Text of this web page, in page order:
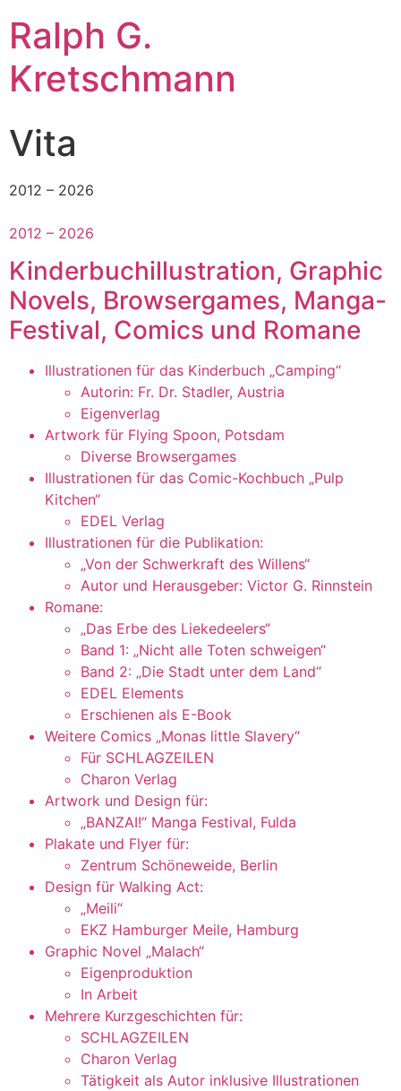
Ralph G.
Kretschmann
Vita
2012 – 2026
2012 – 2026
Kinderbuchillustration, Graphic
Novels, Browsergames, Manga-
Festival, Comics und Romane
Illustrationen für das Kinderbuch „Camping“
Autorin: Fr. Dr. Stadler, Austria
Eigenverlag
Artwork für Flying Spoon, Potsdam
Diverse Browsergames
Illustrationen für das Comic-Kochbuch „Pulp
Kitchen“
EDEL Verlag
Illustrationen für die Publikation:
„Von der Schwerkraft des Willens“
Autor und Herausgeber: Victor G. Rinnstein
Romane:
„Das Erbe des Liekedeelers“
Band 1: „Nicht alle Toten schweigen“
Band 2: „Die Stadt unter dem Land“
EDEL Elements
Erschienen als E-Book
Weitere Comics „Monas little Slavery“
Für SCHLAGZEILEN
Charon Verlag
Artwork und Design für:
„BANZAI!“ Manga Festival, Fulda
Plakate und Flyer für:
Zentrum Schöneweide, Berlin
Design für Walking Act:
„Meili“
EKZ Hamburger Meile, Hamburg
Graphic Novel „Malach“
Eigenproduktion
In Arbeit
Mehrere Kurzgeschichten für:
SCHLAGZEILEN
Charon Verlag
Tätigkeit als Autor inklusive Illustrationen